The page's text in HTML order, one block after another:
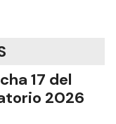
17 del
2026